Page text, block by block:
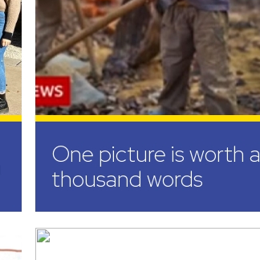
One picture is worth a
thousand words